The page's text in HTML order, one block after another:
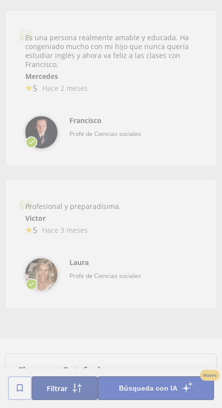
Filtrar Búsqueda con IA
Nuevo
Es una persona realmente amable y educada. Ha
congeniado mucho con mi hijo que nunca quería
estudiar inglés y ahora va feliz a las clases con
Francisco.
Mercedes
5 Hace 2 meses
Francisco
Profe de Ciencias sociales
Profesional y preparadísima.
Victor
5 Hace 3 meses
Laura
Profe de Ciencias sociales
Clases en Getafe de…